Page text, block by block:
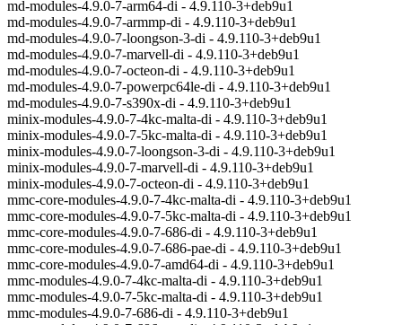
md-modules-4.9.0-7-arm64-di - 4.9.110-3+deb9u1
md-modules-4.9.0-7-armmp-di - 4.9.110-3+deb9u1
md-modules-4.9.0-7-loongson-3-di - 4.9.110-3+deb9u1
md-modules-4.9.0-7-marvell-di - 4.9.110-3+deb9u1
md-modules-4.9.0-7-octeon-di - 4.9.110-3+deb9u1
md-modules-4.9.0-7-powerpc64le-di - 4.9.110-3+deb9u1
md-modules-4.9.0-7-s390x-di - 4.9.110-3+deb9u1
minix-modules-4.9.0-7-4kc-malta-di - 4.9.110-3+deb9u1
minix-modules-4.9.0-7-5kc-malta-di - 4.9.110-3+deb9u1
minix-modules-4.9.0-7-loongson-3-di - 4.9.110-3+deb9u1
minix-modules-4.9.0-7-marvell-di - 4.9.110-3+deb9u1
minix-modules-4.9.0-7-octeon-di - 4.9.110-3+deb9u1
mmc-core-modules-4.9.0-7-4kc-malta-di - 4.9.110-3+deb9u1
mmc-core-modules-4.9.0-7-5kc-malta-di - 4.9.110-3+deb9u1
mmc-core-modules-4.9.0-7-686-di - 4.9.110-3+deb9u1
mmc-core-modules-4.9.0-7-686-pae-di - 4.9.110-3+deb9u1
mmc-core-modules-4.9.0-7-amd64-di - 4.9.110-3+deb9u1
mmc-modules-4.9.0-7-4kc-malta-di - 4.9.110-3+deb9u1
mmc-modules-4.9.0-7-5kc-malta-di - 4.9.110-3+deb9u1
mmc-modules-4.9.0-7-686-di - 4.9.110-3+deb9u1